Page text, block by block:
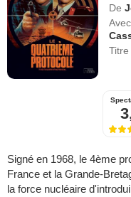
De
Avec
Signé en 1968, le 4ème
France et la Grande-
la force nucléaire